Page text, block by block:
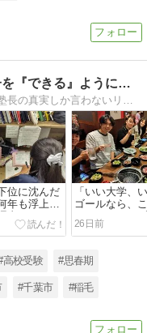
賢い親がやっている「できない」子を『できる』ようにする方法。
位に沈んだ
年も浮上で
由。
「いい大学、
ゴールなら、
せになれたは
26日前
高校受験 #思春期
#千葉市 #稲毛